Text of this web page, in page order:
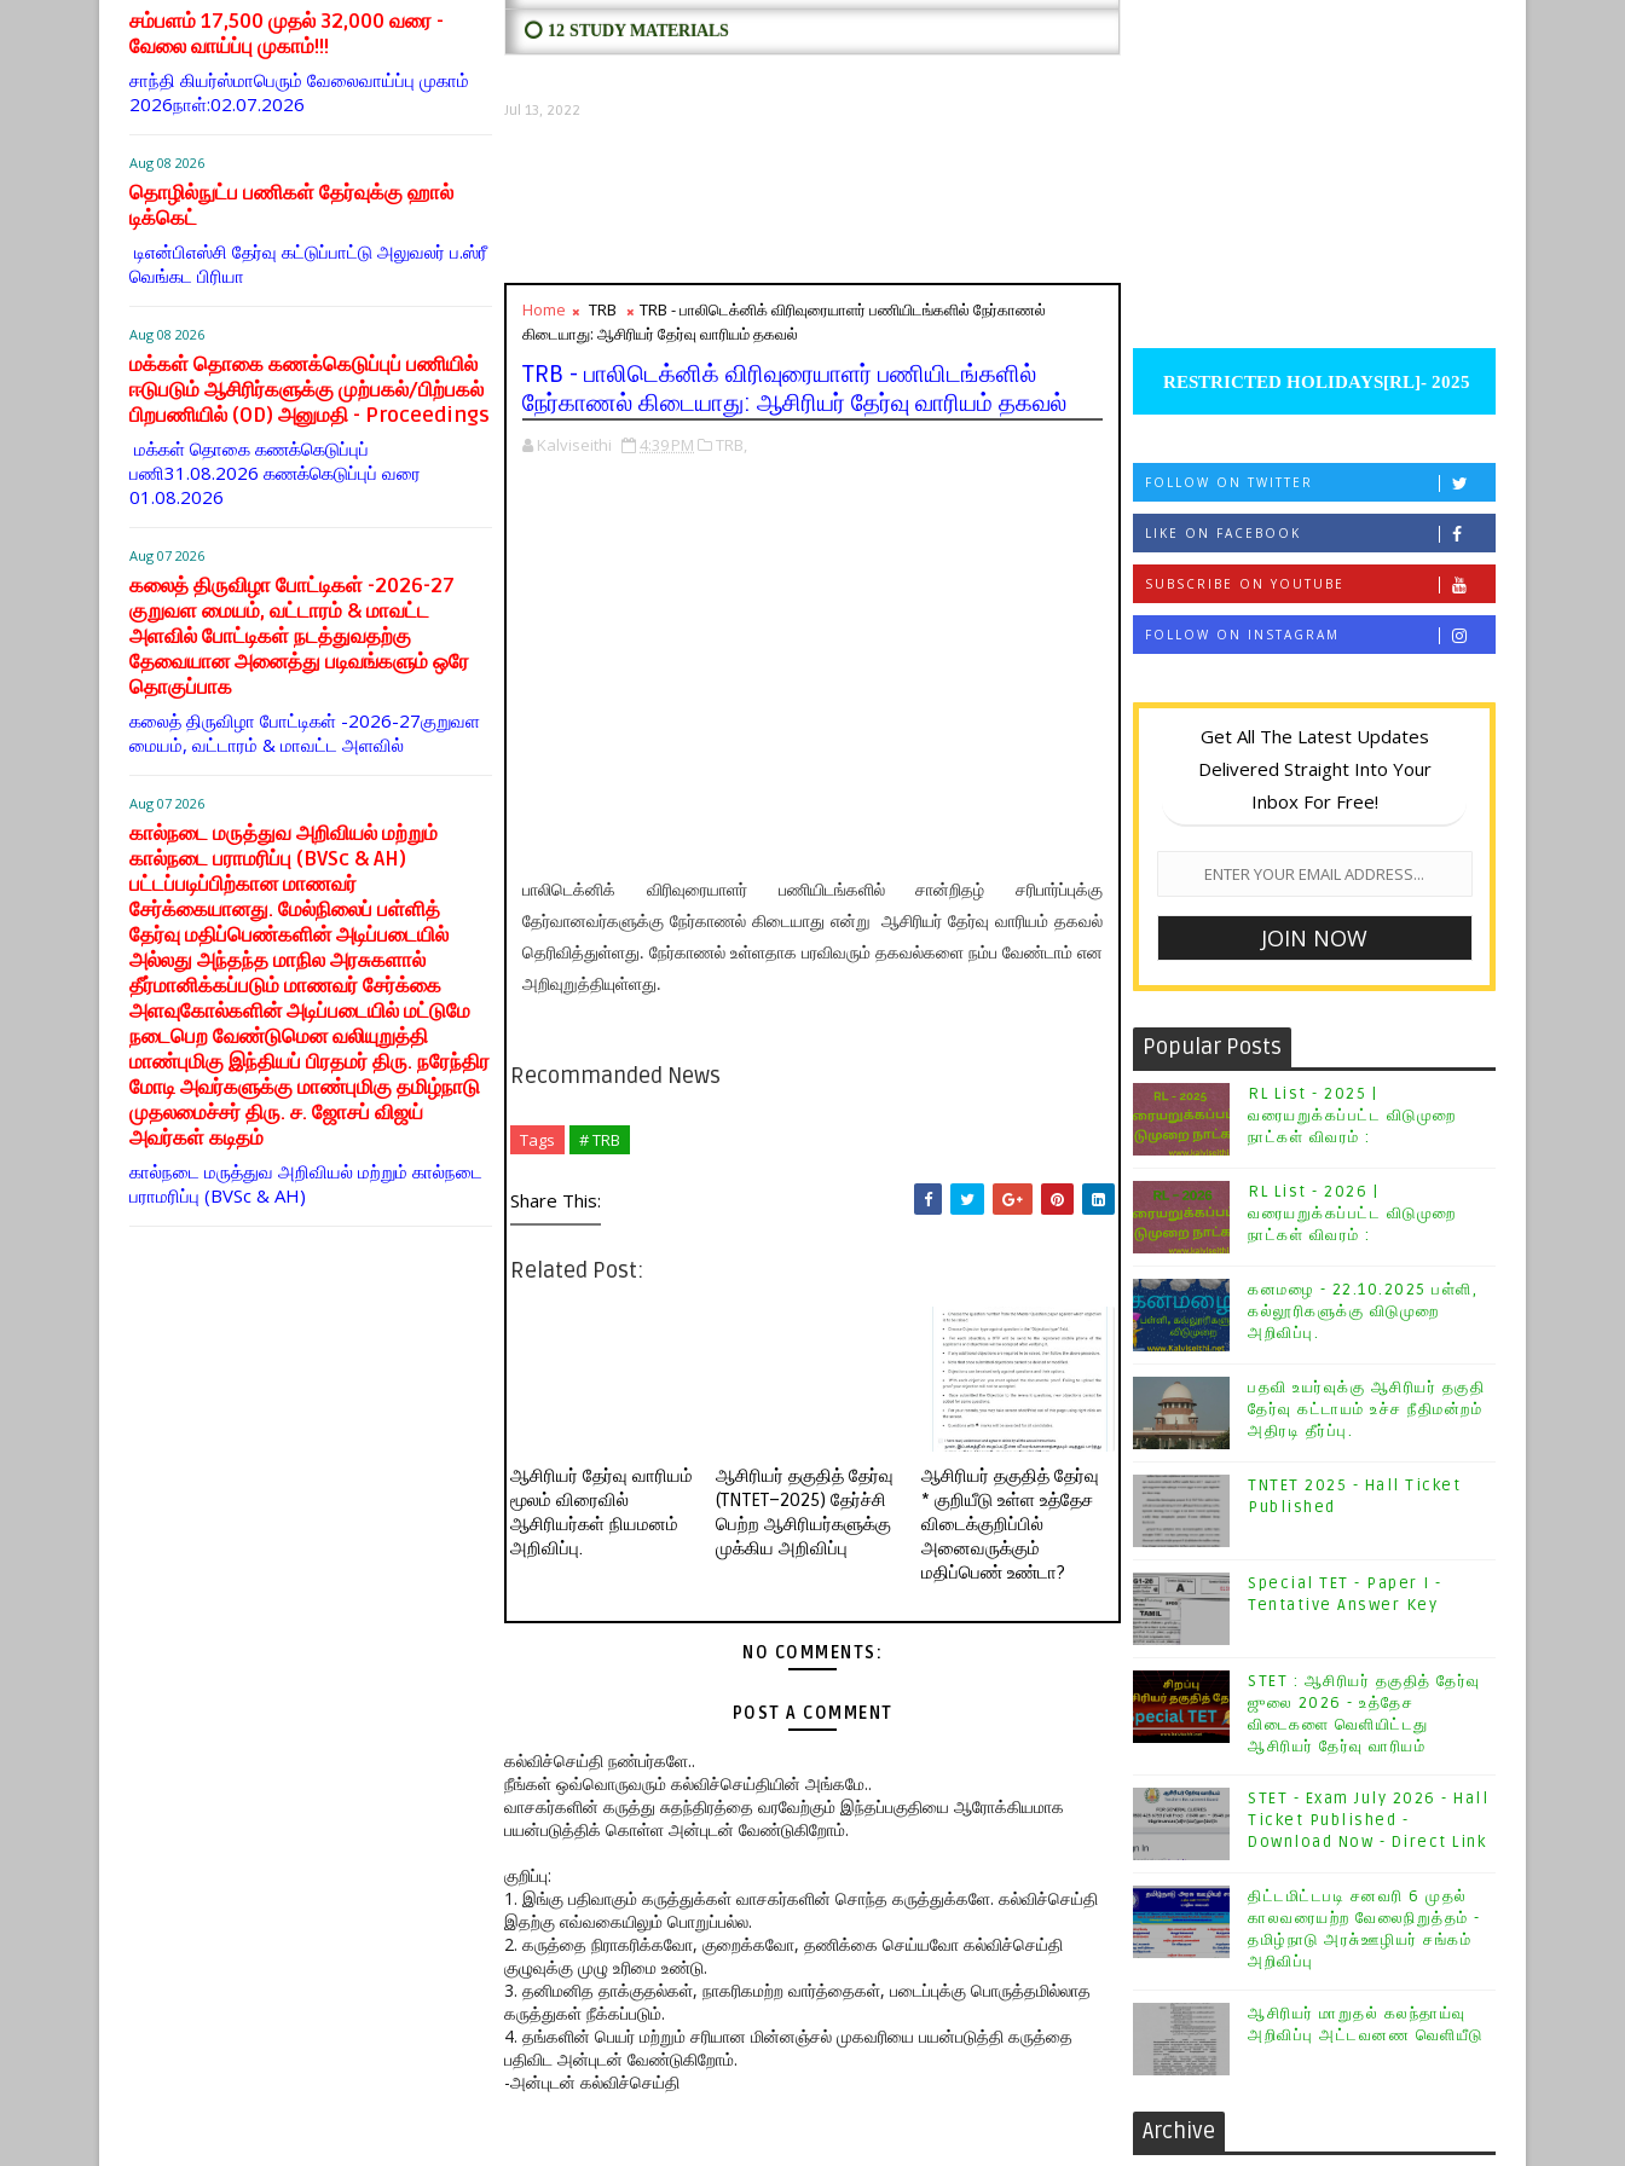
சம்பளம் 17,500 முதல் 32,000 வரை -
வேலை வாய்ப்பு முகாம்!!!
சாந்தி கியர்ஸ்மாபெரும் வேலைவாய்ப்பு முகாம்
2026நாள்:02.07.2026
Aug 08 2026
தொழில்நுட்ப பணிகள் தேர்வுக்கு ஹால் ​
டிக்கெட்
டிஎன்​பிஎஸ்சி தேர்வு கட்​டுப்​பாட்டு அலு​வலர் ப.ஸ்ரீ
வெங்கட பிரியா
Aug 08 2026
மக்கள் தொகை கணக்கெடுப்புப் பணியில்
ஈடுபடும் ஆசிரிர்களுக்கு முற்பகல்/பிற்பகல்
பிறபணியில் (OD) அனுமதி - Proceedings
மக்கள் தொகை கணக்கெடுப்புப்
பணி31.08.2026 கணக்கெடுப்புப் வரை
01.08.2026
Aug 07 2026
கலைத் திருவிழா போட்டிகள் -2026-27
குறுவள மையம், வட்டாரம் & மாவட்ட
அளவில் போட்டிகள் நடத்துவதற்கு
தேவையான அனைத்து படிவங்களும் ஒரே
தொகுப்பாக
கலைத் திருவிழா போட்டிகள் -2026-27குறுவள
மையம், வட்டாரம் & மாவட்ட அளவில்
Aug 07 2026
கால்நடை மருத்துவ அறிவியல் மற்றும்
கால்நடை பராமரிப்பு (BVSc & AH)
பட்டப்படிப்பிற்கான மாணவர்
சேர்க்கையானது. மேல்நிலைப் பள்ளித்
தேர்வு மதிப்பெண்களின் அடிப்படையில்
அல்லது அந்தந்த மாநில அரசுகளால்
தீர்மானிக்கப்படும் மாணவர் சேர்க்கை
அளவுகோல்களின் அடிப்படையில் மட்டுமே
நடைபெற வேண்டுமென வலியுறுத்தி
மாண்புமிகு இந்தியப் பிரதமர் திரு. நரேந்திர
மோடி அவர்களுக்கு மாண்புமிகு தமிழ்நாடு
முதலமைச்சர் திரு. ச. ஜோசப் விஜய்
அவர்கள் கடிதம்
கால்நடை மருத்துவ அறிவியல் மற்றும் கால்நடை
பராமரிப்பு (BVSc & AH)
⭕ 12 STUDY MATERIALS
Jul 13, 2022
Home TRB
TRB - பாலிடெக்னிக் விரிவுரையாளர் பணியிடங்களில் நேர்காணல்
கிடையாது: ஆசிரியர் தேர்வு வாரியம் தகவல்
TRB - பாலிடெக்னிக் விரிவுரையாளர் பணியிடங்களில்
நேர்காணல் கிடையாது: ஆசிரியர் தேர்வு வாரியம் தகவல்
Kalviseithi 4:39 PM TRB,
பாலிடெக்னிக் விரிவுரையாளர் பணியிடங்களில் சான்றிதழ் சரிபார்ப்புக்கு
தேர்வானவர்களுக்கு நேர்காணல் கிடையாது என்று ஆசிரியர் தேர்வு வாரியம் தகவல்
தெரிவித்துள்ளது. நேர்காணல் உள்ளதாக பரவிவரும் தகவல்களை நம்ப வேண்டாம் என
அறிவுறுத்தியுள்ளது.
Recommanded News
Tags # TRB
Share This:
Related Post:
ஆசிரியர் தேர்வு வாரியம்
மூலம் விரைவில்
ஆசிரியர்கள் நியமனம்
அறிவிப்பு.
ஆசிரியர் தகுதித் தேர்வு
(TNTET–2025) தேர்ச்சி
பெற்ற ஆசிரியர்களுக்கு
முக்கிய அறிவிப்பு
ஆசிரியர் தகுதித் தேர்வு
* குறியீடு உள்ள உத்தேச
விடைக்குறிப்பில்
அனைவருக்கும்
மதிப்பெண் உண்டா?
NO COMMENTS:
POST A COMMENT
கல்விச்செய்தி நண்பர்களே..
நீங்கள் ஒவ்வொருவரும் கல்விச்செய்தியின் அங்கமே..
வாசகர்களின் கருத்து சுதந்திரத்தை வரவேற்கும் இந்தப்பகுதியை ஆரோக்கியமாக
பயன்படுத்திக் கொள்ள அன்புடன் வேண்டுகிறோம்.
குறிப்பு:
1. இங்கு பதிவாகும் கருத்துக்கள் வாசகர்களின் சொந்த கருத்துக்களே. கல்விச்செய்தி
இதற்கு எவ்வகையிலும் பொறுப்பல்ல.
2. கருத்தை நிராகரிக்கவோ, குறைக்கவோ, தணிக்கை செய்யவோ கல்விச்செய்தி
குழுவுக்கு முழு உரிமை உண்டு.
3. தனிமனித தாக்குதல்கள், நாகரிகமற்ற வார்த்தைகள், படைப்புக்கு பொருத்தமில்லாத
கருத்துகள் நீக்கப்படும்.
4. தங்களின் பெயர் மற்றும் சரியான மின்னஞ்சல் முகவரியை பயன்படுத்தி கருத்தை
பதிவிட அன்புடன் வேண்டுகிறோம்.
-அன்புடன் கல்விச்செய்தி
RESTRICTED HOLIDAYS[RL]- 2025
FOLLOW ON TWITTER
LIKE ON FACEBOOK
SUBSCRIBE ON YOUTUBE
FOLLOW ON INSTAGRAM
Get All The Latest Updates
Delivered Straight Into Your
Inbox For Free!
Popular Posts
RL List - 2025 |
வரையறுக்கப்பட்ட விடுமுறை
நாட்கள் விவரம் :
RL List - 2026 |
வரையறுக்கப்பட்ட விடுமுறை
நாட்கள் விவரம் :
கனமழை - 22.10.2025 பள்ளி,
கல்லூரிகளுக்கு விடுமுறை
அறிவிப்பு.
பதவி உயர்வுக்கு ஆசிரியர் தகுதி
தேர்வு கட்டாயம் உச்ச நீதிமன்றம்
அதிரடி தீர்ப்பு.
TNTET 2025 - Hall Ticket
Published
Special TET - Paper I -
Tentative Answer Key
STET : ஆசிரியர் தகுதித் தேர்வு
ஜுலை 2026 - உத்தேச
விடைகளை வெளியிட்டது
ஆசிரியர் தேர்வு வாரியம்
STET - Exam July 2026 - Hall
Ticket Published -
Download Now - Direct Link
திட்டமிட்டபடி சனவரி 6 முதல்
காலவரையற்ற வேலைநிறுத்தம் -
தமிழ்நாடு அரசு்ஊழியர் சங்கம்
அறிவிப்பு
ஆசிரியர் மாறுதல் கலந்தாய்வு
அறிவிப்பு அட்டவனண வெளியீடு
Archive